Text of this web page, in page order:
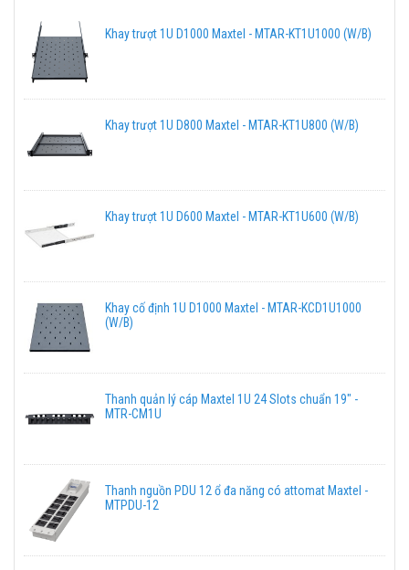
Khay trượt 1U D1000 Maxtel - MTAR-KT1U1000 (W/B)
Khay trượt 1U D800 Maxtel - MTAR-KT1U800 (W/B)
Khay trượt 1U D600 Maxtel - MTAR-KT1U600 (W/B)
Khay cố định 1U D1000 Maxtel - MTAR-KCD1U1000
(W/B)
Thanh quản lý cáp Maxtel 1U 24 Slots chuẩn 19" -
MTR-CM1U
Thanh nguồn PDU 12 ổ đa năng có attomat Maxtel -
MTPDU-12